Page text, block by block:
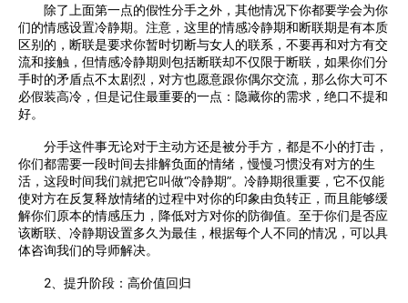
除了上面第一点的假性分手之外，其他情况下你都要学会为你
们的情感设置冷静期。注意，这里的情感冷静期和断联期是有本质
区别的，断联是要求你暂时切断与女人的联系，不要再和对方有交
流和接触，但情感冷静期则包括断联却不仅限于断联，如果你们分
手时的矛盾点不太剧烈，对方也愿意跟你偶尔交流，那么你大可不
必假装高冷，但是记住最重要的一点：隐藏你的需求，绝口不提和
好。
分手这件事无论对于主动方还是被分手方，都是不小的打击，
你们都需要一段时间去排解负面的情绪，慢慢习惯没有对方的生
活，这段时间我们就把它叫做“冷静期”。冷静期很重要，它不仅能
使对方在反复释放情绪的过程中对你的印象由负转正，而且能够缓
解你们原本的情感压力，降低对方对你的防御值。至于你们是否应
该断联、冷静期设置多久为最佳，根据每个人不同的情况，可以具
体咨询我们的导师解决。
2、提升阶段：高价值回归